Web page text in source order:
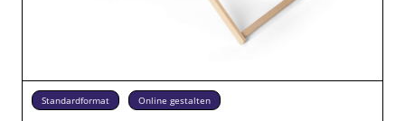
Standardformat Online gestalten